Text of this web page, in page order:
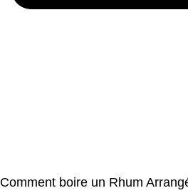
Comment boire un Rhum